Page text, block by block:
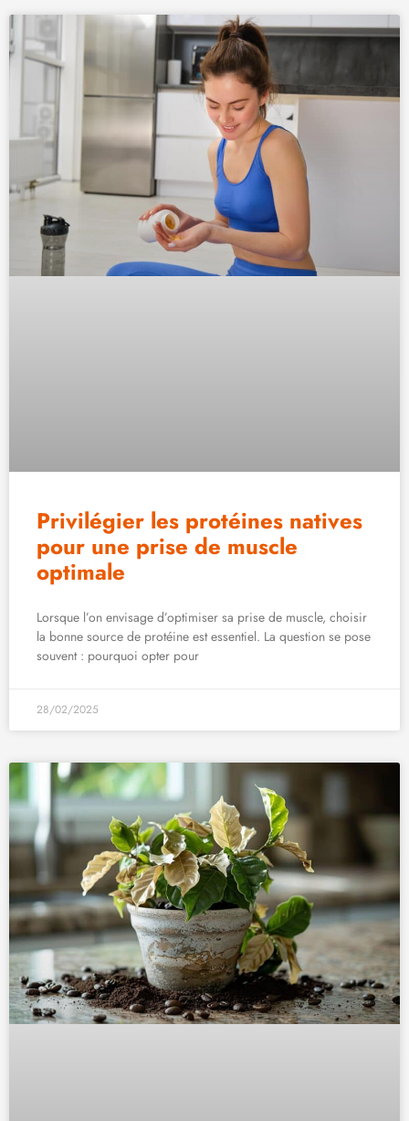
Privilégier les protéines natives
pour une prise de muscle
optimale
Lorsque l’on envisage d’optimiser sa prise de muscle, choisir
la bonne source de protéine est essentiel. La question se pose
souvent : pourquoi opter pour
28/02/2025